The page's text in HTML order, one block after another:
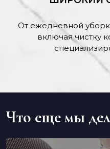
От ежедневной
включая чистку
Что еще мы